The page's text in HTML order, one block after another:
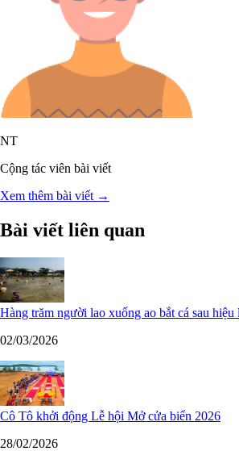
NT
Cộng tác viên bài viết
Xem thêm bài viết →
Bài viết liên quan
Hàng trăm người lao xuống ao bắt cá sau hiệu
02/03/2026
Cô Tô khởi động Lễ hội Mở cửa biển 2026
28/02/2026